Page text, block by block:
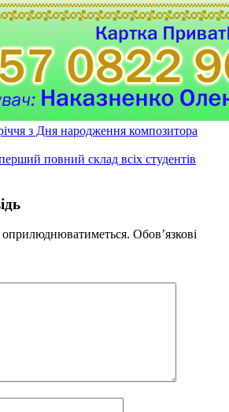
з Дня народження композитора
повний склад всіх студентів
Обов’язкові